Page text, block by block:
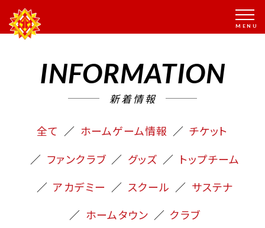
INFORMATION
新着情報
全て ホームゲーム情報
チケット
ファンクラブ
グッズ
トップチーム
アカデミー
スクール
サステナ
ホームタウン
クラブ